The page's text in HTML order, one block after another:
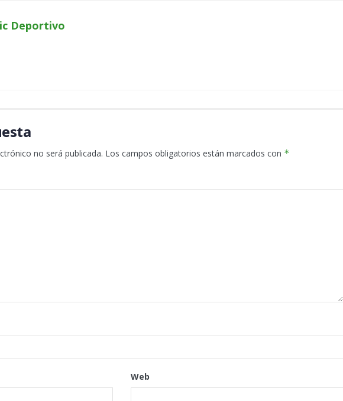
Deportivo
no será publicada. Los campos obligatorios están marcados con *
Web